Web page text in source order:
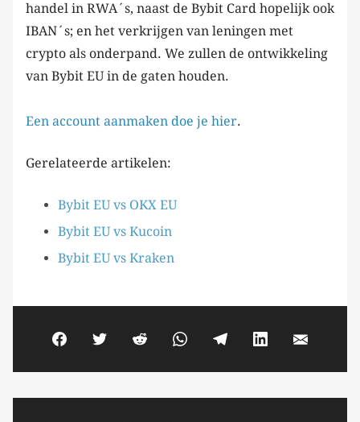
handel in RWA´s, naast de Bybit Card hopelijk ook
IBAN´s; en het verkrijgen van leningen met
crypto als onderpand. We zullen de ontwikkeling
van Bybit EU in de gaten houden.
Een account aanmaken doe je hier.
Gerelateerde artikelen:
Bybit EU vs OKX EU
Bybit EU vs Kucoin
Bybit EU vs Kraken